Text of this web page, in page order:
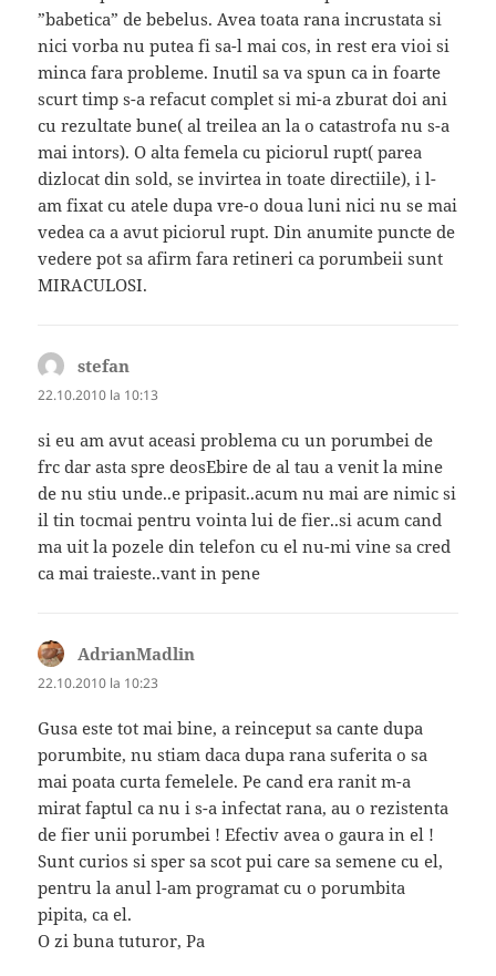
”babetica” de bebelus. Avea toata rana incrustata si
nici vorba nu putea fi sa-l mai cos, in rest era vioi si
minca fara probleme. Inutil sa va spun ca in foarte
scurt timp s-a refacut complet si mi-a zburat doi ani
cu rezultate bune( al treilea an la o catastrofa nu s-a
mai intors). O alta femela cu piciorul rupt( parea
dizlocat din sold, se invirtea in toate directiile), i l-
am fixat cu atele dupa vre-o doua luni nici nu se mai
vedea ca a avut piciorul rupt. Din anumite puncte de
vedere pot sa afirm fara retineri ca porumbeii sunt
MIRACULOSI.
stefan
22.10.2010 la 10:13
si eu am avut aceasi problema cu un porumbei de
frc dar asta spre deosEbire de al tau a venit la mine
de nu stiu unde..e pripasit..acum nu mai are nimic si
il tin tocmai pentru vointa lui de fier..si acum cand
ma uit la pozele din telefon cu el nu-mi vine sa cred
ca mai traieste..vant in pene
AdrianMadlin
22.10.2010 la 10:23
Gusa este tot mai bine, a reinceput sa cante dupa
porumbite, nu stiam daca dupa rana suferita o sa
mai poata curta femelele. Pe cand era ranit m-a
mirat faptul ca nu i s-a infectat rana, au o rezistenta
de fier unii porumbei ! Efectiv avea o gaura in el !
Sunt curios si sper sa scot pui care sa semene cu el,
pentru la anul l-am programat cu o porumbita
pipita, ca el.
O zi buna tuturor, Pa